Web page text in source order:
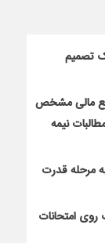
تصمیم
مالی مشخص
نیمه‌
مرحله قدرت
امتحانات